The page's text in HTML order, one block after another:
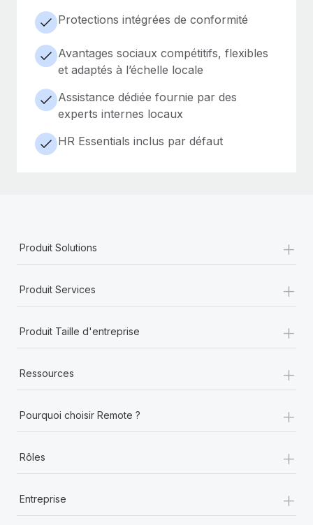
Protections intégrées de conformité
Avantages sociaux compétitifs, flexibles
et adaptés à l’échelle locale
Assistance dédiée fournie par des
experts internes locaux
HR Essentials inclus par défaut
Produit Solutions +
Produit Services +
Produit Taille d'entreprise +
Ressources +
Pourquoi choisir Remote ? +
Rôles +
Entreprise +